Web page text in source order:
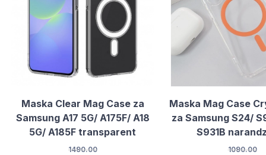
Maska Clear Mag Case za
Samsung A17 5G/ A175F/ A18
5G/ A185F transparent
1490.00
Maska Mag Case
za Samsung S24/
S931B
1090.00